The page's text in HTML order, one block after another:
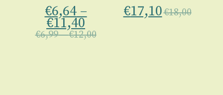
€6,64–
€11,40
€6,99–€12,00
€17,10€18,00